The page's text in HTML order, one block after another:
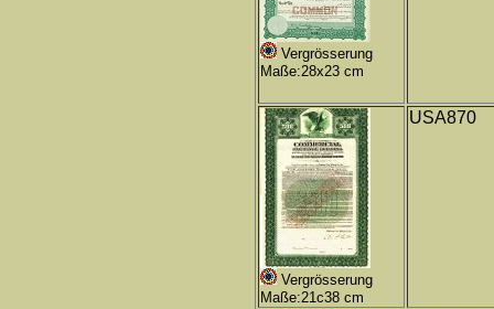
Vergrösserung
Maße:28x23 cm
Vergrösserung
Maße:21c38 cm
USA870